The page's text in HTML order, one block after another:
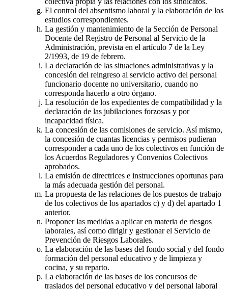
El control del absentismo laboral y la elaboración de los
estudios correspondientes.
La gestión y mantenimiento de la Sección de Personal
Docente del Registro de Personal al Servicio de la
Administración, prevista en el artículo 7 de la Ley
2/1993, de 19 de febrero.
La declaración de las situaciones administrativas y la
concesión del reingreso al servicio activo del personal
funcionario docente no universitario, cuando no
corresponda hacerlo a otro órgano.
La resolución de los expedientes de compatibilidad y la
declaración de las jubilaciones forzosas y por
incapacidad física.
La concesión de las comisiones de servicio. Así mismo,
la concesión de cuantas licencias y permisos pudieran
corresponder a cada uno de los colectivos en función de
los Acuerdos Reguladores y Convenios Colectivos
aprobados.
La emisión de directrices e instrucciones oportunas para
la más adecuada gestión del personal.
La propuesta de las relaciones de los puestos de trabajo
de los colectivos de los apartados c) y d) del apartado 1
anterior.
Proponer las medidas a aplicar en materia de riesgos
laborales, así como dirigir y gestionar el Servicio de
Prevención de Riesgos Laborales.
La elaboración de las bases del fondo social y del fondo
formación del personal educativo y de limpieza y
cocina, y su reparto.
La elaboración de las bases de los concursos de
traslados del personal educativo y del personal laboral